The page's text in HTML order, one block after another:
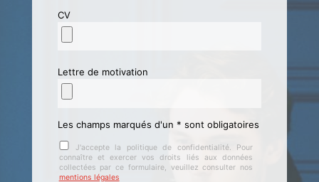
CV
Lettre de motivation
Les champs marqués d'un * sont obligatoires
J'accepte la politique de confidentialité. Pour
connaître et exercer vos droits liés aux données
collectées par ce formulaire, veuillez consulter nos
mentions légales